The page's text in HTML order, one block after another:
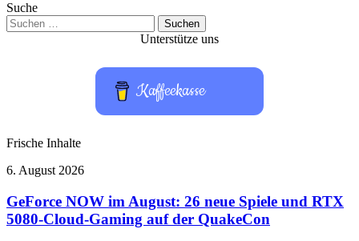
Suche
Suchen
nach:
Unterstütze uns
Kaffeekasse
Frische Inhalte
GeForce
im
August:
26
6. August 2026
GeForce NOW im August: 26 neue Spiele und RTX
5080-Cloud-Gaming auf der QuakeCon